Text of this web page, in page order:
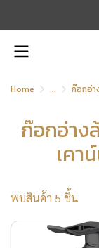
Home ... ก๊อกอ่า
ก๊อกอ่าง
เคา
พบสินค้า 5 ชิ้น